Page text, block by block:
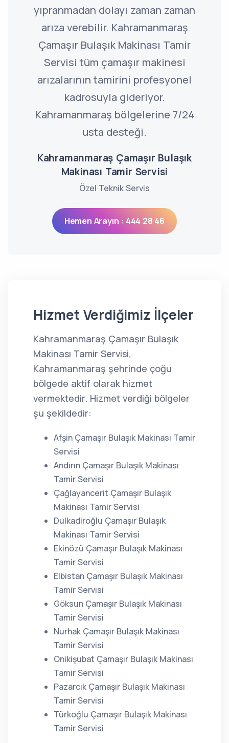
yıpranmadan dolayı zaman zaman
arıza verebilir. Kahramanmaraş
Çamaşır Bulaşık Makinası Tamir
Servisi tüm çamaşır makinesi
arızalarının tamirini profesyonel
kadrosuyla gideriyor.
Kahramanmaraş bölgelerine 7/24
usta desteği.
Kahramanmaraş Çamaşır Bulaşık
Makinası Tamir Servisi
Özel Teknik Servis
Hemen Arayın : 444 28 46
Hizmet Verdiğimiz İlçeler
Kahramanmaraş Çamaşır Bulaşık
Makinası Tamir Servisi,
Kahramanmaraş şehrinde çoğu
bölgede aktif olarak hizmet
vermektedir. Hizmet verdiği bölgeler
şu şekildedir:
Afşin Çamaşır Bulaşık Makinası Tamir
Servisi
Andırın Çamaşır Bulaşık Makinası
Tamir Servisi
Çağlayancerit Çamaşır Bulaşık
Makinası Tamir Servisi
Dulkadiroğlu Çamaşır Bulaşık
Makinası Tamir Servisi
Ekinözü Çamaşır Bulaşık Makinası
Tamir Servisi
Elbistan Çamaşır Bulaşık Makinası
Tamir Servisi
Göksun Çamaşır Bulaşık Makinası
Tamir Servisi
Nurhak Çamaşır Bulaşık Makinası
Tamir Servisi
Onikişubat Çamaşır Bulaşık Makinası
Tamir Servisi
Pazarcık Çamaşır Bulaşık Makinası
Tamir Servisi
Türkoğlu Çamaşır Bulaşık Makinası
Tamir Servisi